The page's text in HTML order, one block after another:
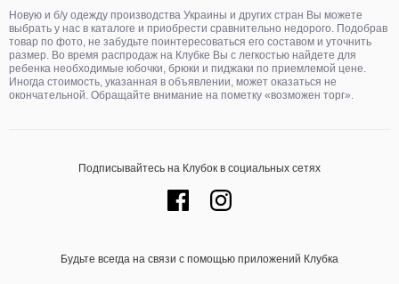
Новую и б/у одежду производства Украины и других стран Вы можете
выбрать у нас в каталоге и приобрести сравнительно недорого. Подобрав
товар по фото, не забудьте поинтересоваться его составом и уточнить
размер. Во время распродаж на Клубке Вы с легкостью найдете для
ребенка необходимые юбочки, брюки и пиджаки по приемлемой цене.
Иногда стоимость, указанная в объявлении, может оказаться не
окончательной. Обращайте внимание на пометку «возможен торг».
Подписывайтесь на Клубок в социальных сетях
Будьте всегда на связи с помощью приложений Клубка